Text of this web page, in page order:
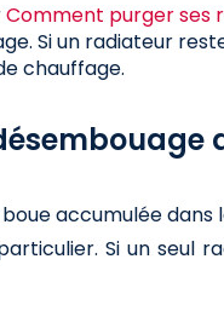
Comment purger ses
Si un radiateur
chauffage.
accumulée
Si un seul